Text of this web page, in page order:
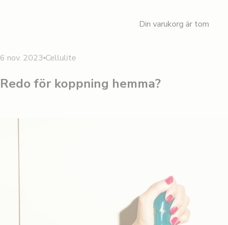
Din varukorg är tom
6 nov. 2023 Cellulite
Redo för koppning hemma?